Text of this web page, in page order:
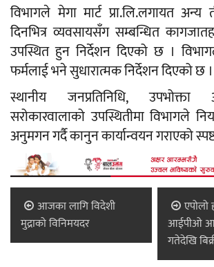
विभागले मेगा मार्ट प्रा.लि.लगायत अन्य
दिनभित्र व्यवसायसँग सम्बन्धित
उपस्थित हुन निर्देशन दिएको छ ।
फर्मलाई भने सुधारात्मक निर्देशन दिएको छ ।
स्थानीय जनप्रतिनिधि, उपभोक्ता
सरोकारवालाको उपस्थितीमा विभागले
अनुमगन गर्दै कानुन कार्यान्वयन गराएको
आजका लागि विदेशी
मुद्राको विनिमयदर
एपोलो
आईपीओ
गतेदेखि